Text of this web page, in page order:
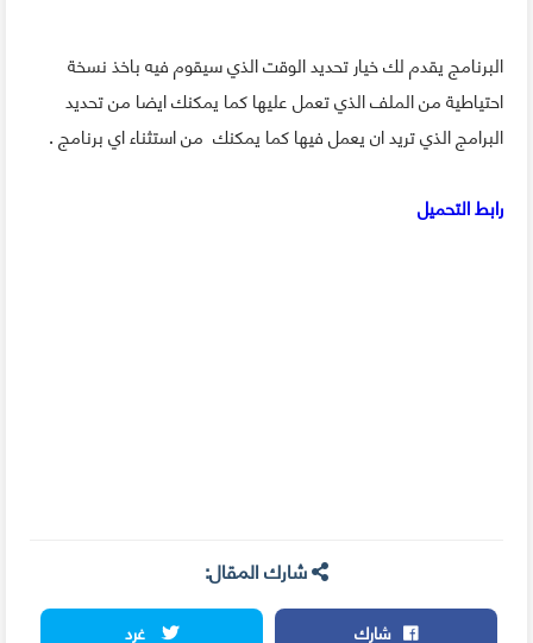
البرنامج يقدم لك خيار تحديد الوقت الذي سيقوم فيه باخذ نسخة
احتياطية من الملف الذي تعمل عليها كما يمكنك ايضا من تحديد
البرامج الذي تريد ان يعمل فيها كما يمكنك من استثناء اي برنامج .
رابط التحميل
شارك المقال:
شارك
غرد